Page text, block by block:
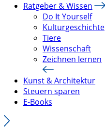
Ratgeber & Wissen
Do It Yourself
Kulturgeschichte
Tiere
Wissenschaft
Zeichnen lernen
Kunst & Architektur
Steuern sparen
E-Books